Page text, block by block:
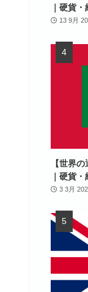
｜硬貨
13 9月
【世界
｜硬貨
3 3月